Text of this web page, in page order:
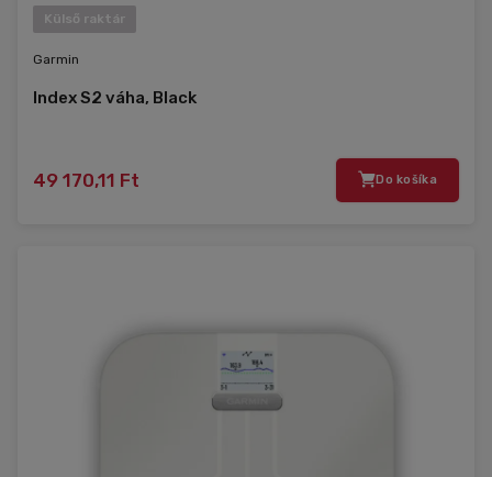
Külső raktár
Garmin
Index S2 váha, Black
49 170,11 Ft Do košíka